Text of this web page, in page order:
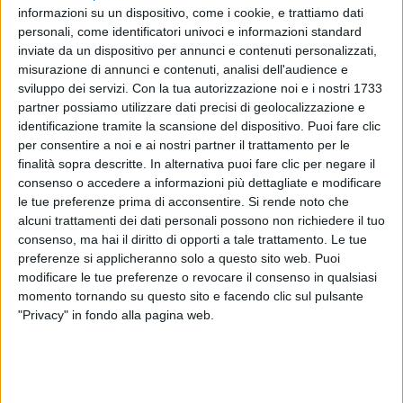
informazioni su un dispositivo, come i cookie, e trattiamo dati
personali, come identificatori univoci e informazioni standard
inviate da un dispositivo per annunci e contenuti personalizzati,
misurazione di annunci e contenuti, analisi dell'audience e
sviluppo dei servizi. Con la tua autorizzazione noi e i nostri 1733
partner possiamo utilizzare dati precisi di geolocalizzazione e
identificazione tramite la scansione del dispositivo. Puoi fare clic
per consentire a noi e ai nostri partner il trattamento per le
finalità sopra descritte. In alternativa puoi fare clic per negare il
consenso o accedere a informazioni più dettagliate e modificare
le tue preferenze prima di acconsentire. Si rende noto che
alcuni trattamenti dei dati personali possono non richiedere il tuo
consenso, ma hai il diritto di opporti a tale trattamento. Le tue
preferenze si applicheranno solo a questo sito web. Puoi
modificare le tue preferenze o revocare il consenso in qualsiasi
momento tornando su questo sito e facendo clic sul pulsante
"Privacy" in fondo alla pagina web.
Il singolo è stato scritto dalla stessaAnnalisainsieme
aJacopo Ettorrecon la produzione diStudio Itaca
(Merk& Kremont)ed è disponibile in un’inedita
versione che vede la straordinaria collaborazione di
Federico Rossi, il quale ha recentemente esordito
con il suo primo singolo da solista “Pesche”, già nella
Top 50 di Spotify.